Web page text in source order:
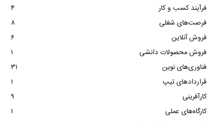
فرآیند کسب و کار
۴
فرصت‌های شغلی
۸
فروش آنلاین
۶
فروش محصولات دانشی
۱
فناوری‌های نوین
۳۱
قراردادهای تیپ
۱
کارآفرینی
۹
کارگاه‌های عملی
۱